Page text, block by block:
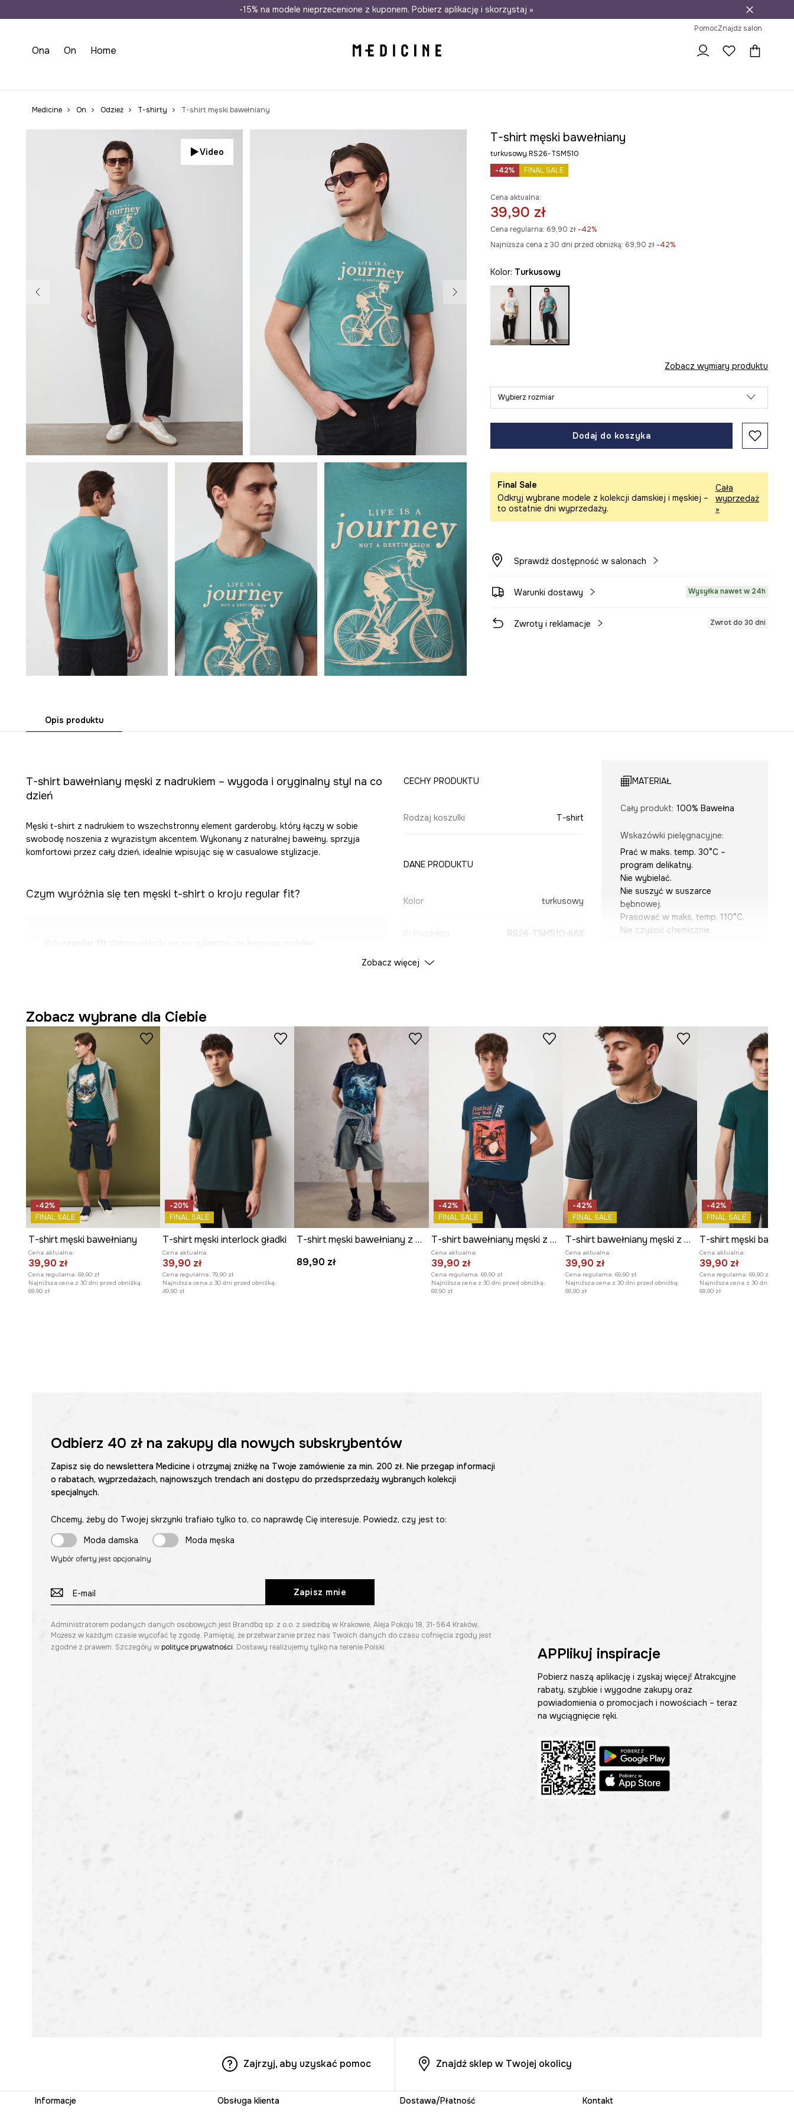
Wysyłka nawet w 24h Darmowa dostawa do salonów 30 dni na zwrot
-15% na modele nieprzecenione z kuponem. Pobierz aplikację i skorzystaj »
PomocZnajdź salon
Ona On Home
Medicine On Odzież T-shirty T-shirt męski bawełniany
Video
T-shirt męski bawełniany
turkusowy RS26-TSM510
-42%
FINAL SALE
Cena aktualna:
39,90 zł
Cena regularna: 69,90 zł-42%
Najniższa cena z 30 dni przed obniżką: 69,90 zł -42%
Kolor: turkusowy
Zobacz wymiary produktu
Wybierz rozmiar
Dodaj do koszyka
Final Sale
Odkryj wybrane modele z kolekcji damskiej i męskiej –
to ostatnie dni wyprzedaży.
Cała
wyprzedaż
»
Sprawdź dostępność w salonach
Warunki dostawy Wysyłka nawet w 24h
Zwroty i reklamacje Zwrot do 30 dni
Opis produktu
T-shirt bawełniany męski z nadrukiem – wygoda i oryginalny styl na co
dzień
Męski t-shirt z nadrukiem to wszechstronny element garderoby, który łączy w sobie
swobodę noszenia z wyrazistym akcentem. Wykonany z naturalnej bawełny, sprzyja
komfortowi przez cały dzień, idealnie wpisując się w casualowe stylizacje.
Czym wyróżnia się ten męski t-shirt o kroju regular fit?
Krótki rękaw
to idealne rozwiązanie na ciepłe dni, dodające lekkości
stylizacji.
Okrągły dekolt
podkreśla uniwersalny charakter koszulki, ułatwiając
codzienne noszenie.
Wyrazisty nadruk
z motywem rowerowym nadaje koszulce oryginalnego
wyglądu.
Uniwersalny fason łatwo dopasowuje się do wielu codziennych zestawień.
CECHY PRODUKTU
Rodzaj koszulki T-shirt
DANE PRODUKTU
Kolor turkusowy
RS26-TSM510-66X
Producent
MATERIAŁ
Cały produkt: 100% Bawełna
Wskazówki pielęgnacyjne:
Prać w maks. temp. 30°C –
program delikatny.
Nie wybielać.
Nie suszyć w suszarce
bębnowej.
Prasować w maks. temp. 110°C.
Nie czyścić chemicznie.
WYMIARY
Szerokość pod pachami
cm
Wymiary podane dla rozmiaru
Model na zdjęciu ma 188 cm
wzrostu i ma na sobie rozmiar M.
Zobacz wymiary produktu
Zobacz więcej
Zobacz wybrane dla Ciebie
-42%
FINAL SALE
T-shirt męski bawełniany
Cena aktualna:
39,90 zł
Cena regularna: 69,90 zł
Najniższa cena z 30 dni przed obniżką:
69,90 zł
-20%
FINAL SALE
T-shirt męski interlock gładki
Cena aktualna:
39,90 zł
Cena regularna: 79,90 zł
Najniższa cena z 30 dni przed obniżką:
49,90 zł
T-shirt męski bawełniany z elastanem z kolekcji Mythical Creatures
89,90 zł
-42%
FINAL SALE
T-shirt bawełniany męski z nadrukiem
Cena aktualna:
39,90 zł
Cena regularna: 69,90 zł
Najniższa cena z 30 dni przed obniżką:
69,90 zł
-42%
FINAL SALE
T-shirt bawełniany męski z dzianiny strukturalnej z elastanem
Cena aktualna:
39,90 zł
Cena regularna: 69,90 zł
Najniższa cena z 30 dni przed obniżką:
69,90 zł
-42%
FINAL SALE
T-shirt męski
Cena aktualna:
39,90 zł
Cena regularna: 69,90 zł
Najniższa cena z 30 dni przed
69,90 zł
Odbierz 40 złna zakupy dla nowych subskrybentów
Zapisz się do newslettera Medicine i otrzymaj zniżkę na Twoje zamówienie za min. 200 zł. Nie przegap informacji
o rabatach, wyprzedażach, najnowszych trendach ani dostępu do przedsprzedaży wybranych kolekcji
specjalnych.
Chcemy, żeby do Twojej skrzynki trafiało tylko to, co naprawdę Cię interesuje. Powiedz, czy jest to:
Moda damska
Moda męska
Wybór oferty jest opcjonalny
Zapisz mnie
Administratorem podanych danych osobowych jest Brandbq sp. z o.o. z siedzibą w Krakowie, Aleja Pokoju 18, 31-564 Kraków.
Możesz w każdym czasie wycofać tę zgodę. Pamiętaj, że przetwarzanie przez nas Twoich danych do czasu cofnięcia zgody jest
zgodne z prawem. Szczegóły w polityce prywatności. Dostawy realizujemy tylko na terenie Polski. APPlikuj inspiracje
Pobierz naszą aplikację i zyskaj więcej! Atrakcyjne
rabaty, szybkie i wygodne zakupy oraz
powiadomienia o promocjach i nowościach – teraz
na wyciągnięcie ręki.
Zajrzyj, aby uzyskać pomoc Znajdź sklep w Twojej okolicy
Informacje Obsługa klienta Dostawa/Płatność Kontakt